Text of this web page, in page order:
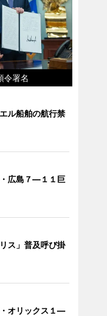
令署名
ル船舶の航行禁
広島７―１１巨
リス」普及呼び掛
オリックス１―